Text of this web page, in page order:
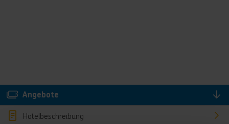
Angebote
Hotelbeschreibung